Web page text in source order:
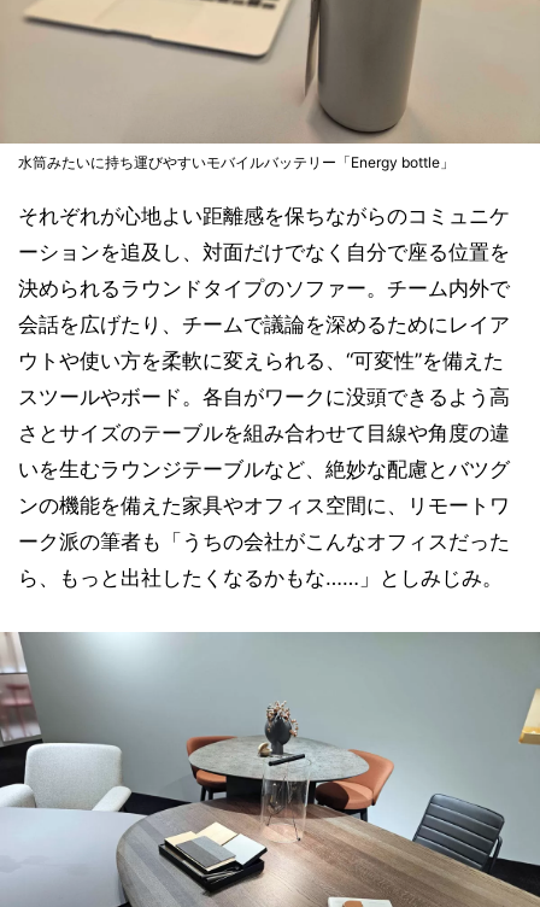
水筒みたいに持ち運びやすいモバイルバッテリー「Energy bottle」
それぞれが心地よい距離感を保ちながらのコミュニケ
ーションを追及し、対面だけでなく自分で座る位置を
決められるラウンドタイプのソファー。チーム内外で
会話を広げたり、チームで議論を深めるためにレイア
ウトや使い方を柔軟に変えられる、“可変性”を備えた
スツールやボード。各自がワークに没頭できるよう高
さとサイズのテーブルを組み合わせて目線や角度の違
いを生むラウンジテーブルなど、絶妙な配慮とバツグ
ンの機能を備えた家具やオフィス空間に、リモートワ
ーク派の筆者も「うちの会社がこんなオフィスだった
ら、もっと出社したくなるかもな……」としみじみ。